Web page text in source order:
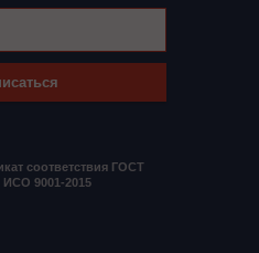
соответствия ГОСТ
ИСО 9001-2015